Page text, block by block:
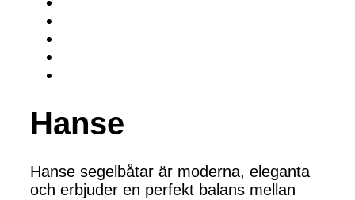
Hanse
Hanse segelbåtar är moderna, eleganta
och erbjuder en perfekt balans mellan